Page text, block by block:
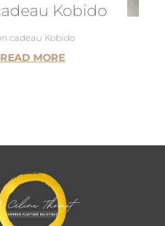
Kobido
cadeau Kobido
READ MORE